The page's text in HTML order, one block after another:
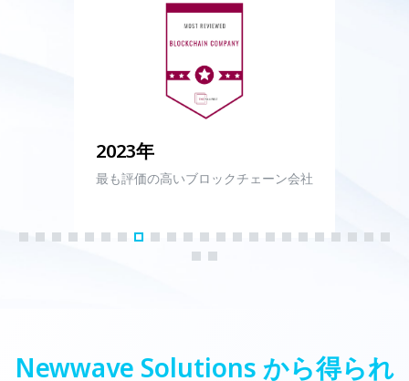
2023年
最も評価の高いブロックチェーン会社
Newwave Solutions から得られ